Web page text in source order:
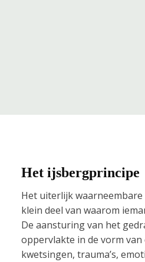
Het ijsbergprincipe
Het uiterlijk waarneembare
klein deel van waarom
De aansturing van het
oppervlakte in de vorm
kwetsingen, trauma’s,